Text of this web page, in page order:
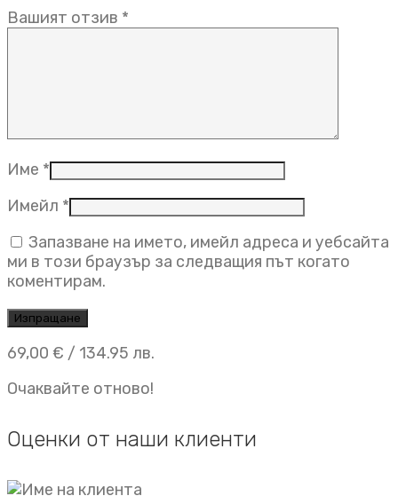
Вашият отзив *
Име *
Имейл *
Запазване на името, имейл адреса и уебсайта
ми в този браузър за следващия път когато
коментирам.
69,00 € / 134.95 лв.
Очаквайте отново!
Оценки от наши клиенти